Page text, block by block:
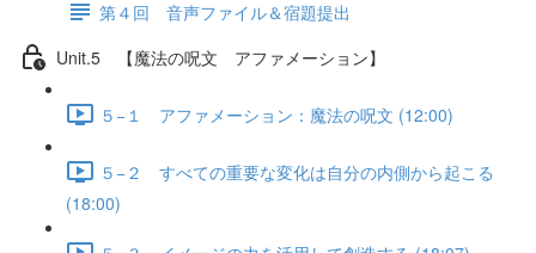
第４回 音声ファイル＆宿題提出
Unit.5 【魔法の呪文 アファメーション】
５−１ アファメーション：魔法の呪文 (12:00)
５−２ すべての重要な変化は自分の内側から起こる
(18:00)